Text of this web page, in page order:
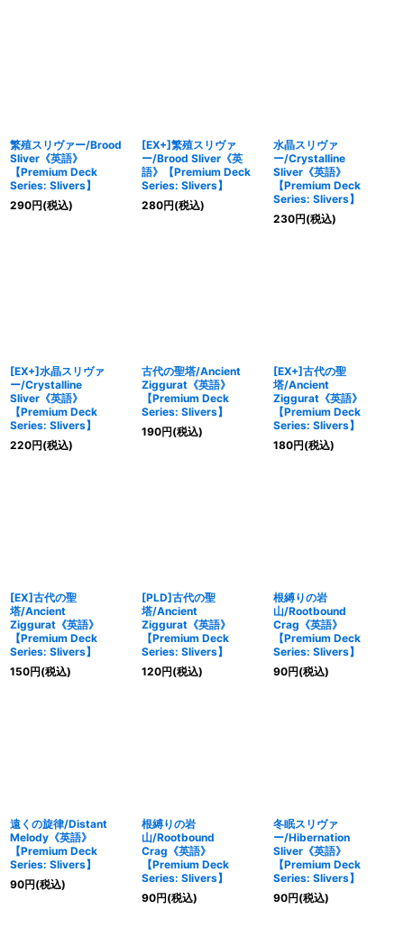
繁殖スリヴァー/Brood
Sliver《英語》
【Premium Deck
Series: Slivers】
290円(税込)
[EX+]繁殖スリヴァ
ー/Brood Sliver《英
語》【Premium Deck
Series: Slivers】
280円(税込)
水晶スリヴァ
ー/Crystalline
Sliver《英語》
【Premium Deck
Series: Slivers】
230円(税込)
[EX+]水晶スリヴァ
ー/Crystalline
Sliver《英語》
【Premium Deck
Series: Slivers】
220円(税込)
古代の聖塔/Ancient
Ziggurat《英語》
【Premium Deck
Series: Slivers】
190円(税込)
[EX+]古代の聖
塔/Ancient
Ziggurat《英語》
【Premium Deck
Series: Slivers】
180円(税込)
[EX]古代の聖
塔/Ancient
Ziggurat《英語》
【Premium Deck
Series: Slivers】
150円(税込)
[PLD]古代の聖
塔/Ancient
Ziggurat《英語》
【Premium Deck
Series: Slivers】
120円(税込)
根縛りの岩
山/Rootbound
Crag《英語》
【Premium Deck
Series: Slivers】
90円(税込)
遠くの旋律/Distant
Melody《英語》
【Premium Deck
Series: Slivers】
90円(税込)
根縛りの岩
山/Rootbound
Crag《英語》
【Premium Deck
Series: Slivers】
90円(税込)
冬眠スリヴァ
ー/Hibernation
Sliver《英語》
【Premium Deck
Series: Slivers】
90円(税込)